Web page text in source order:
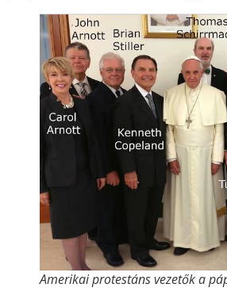
Amerikai protestáns vezetők a